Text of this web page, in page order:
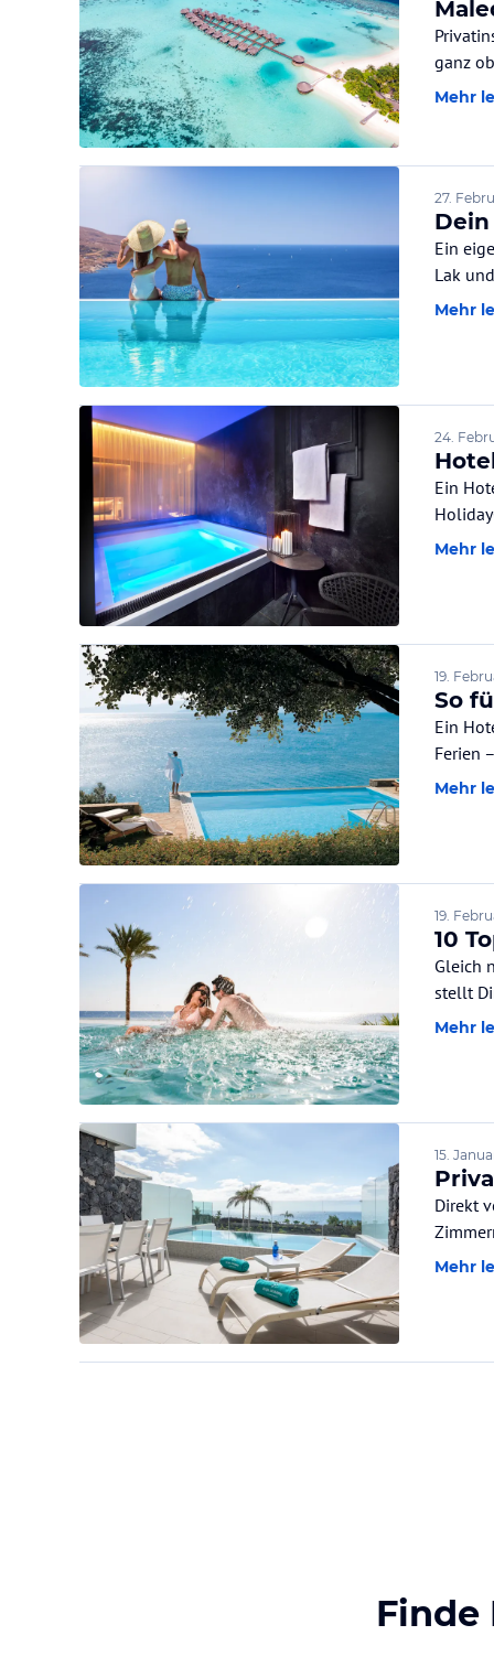
ganz
Mehr
27.
Ein
Lak
Mehr
24.
Ein
Mehr
19.
So
Ein
Ferien
Mehr
19.
10
Gleich
stellt
Mehr
15.
Direkt
Mehr
Finde